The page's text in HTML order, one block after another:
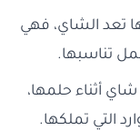
تعد الشاي، فهي
تناسبها.
أثناء حلمها،
التي تملكها.